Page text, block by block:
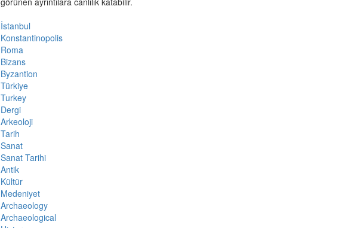
İstanbul
Konstantinopolis
Roma
Bizans
Byzantion
Türkiye
Turkey
Dergi
Arkeoloji
Tarih
Sanat
Sanat Tarihi
Antik
Kültür
Medeniyet
Archaeology
Archaeological